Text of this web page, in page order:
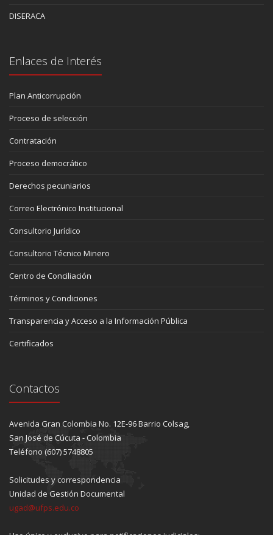
DISERACA
Enlaces de Interés
Plan Anticorrupción
Proceso de selección
Contratación
Proceso democrático
Derechos pecuniarios
Correo Electrónico Institucional
Consultorio Jurídico
Consultorio Técnico Minero
Centro de Conciliación
Términos y Condiciones
Transparencia y Acceso a la Información Pública
Certificados
Contactos
Avenida Gran Colombia No. 12E-96 Barrio Colsag,
San José de Cúcuta - Colombia
Teléfono (607) 5748805
Solicitudes y correspondencia
Unidad de Gestión Documental
ugad@ufps.edu.co